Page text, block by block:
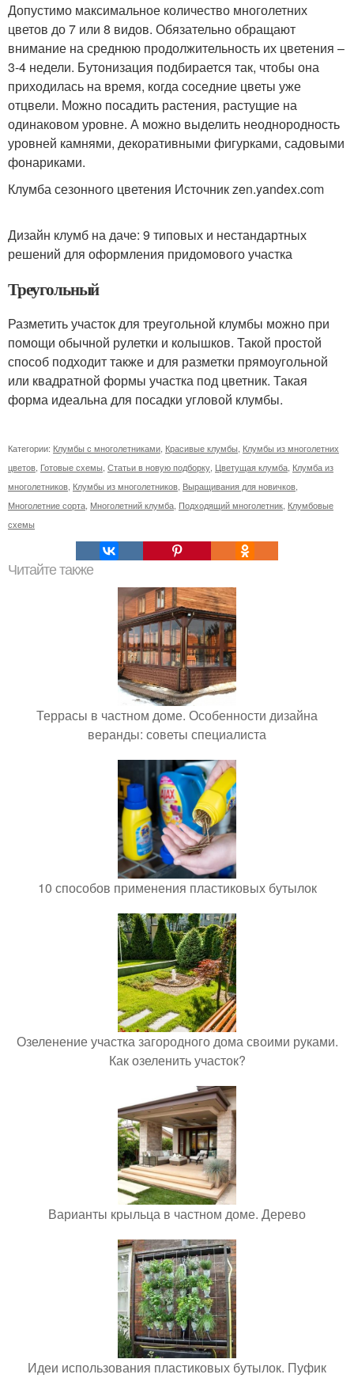
Допустимо максимальное количество многолетних
цветов до 7 или 8 видов. Обязательно обращают
внимание на среднюю продолжительность их цветения –
3-4 недели. Бутонизация подбирается так, чтобы она
приходилась на время, когда соседние цветы уже
отцвели. Можно посадить растения, растущие на
одинаковом уровне. А можно выделить неоднородность
уровней камнями, декоративными фигурками, садовыми
фонариками.
Клумба сезонного цветения Источник zen.yandex.com
Дизайн клумб на даче: 9 типовых и нестандартных
решений для оформления придомового участка
Треугольный
Разметить участок для треугольной клумбы можно при
помощи обычной рулетки и колышков. Такой простой
способ подходит также и для разметки прямоугольной
или квадратной формы участка под цветник. Такая
форма идеальна для посадки угловой клумбы.
Категории: Клумбы с многолетниками Красивые клумбы Клумбы из многолетних
цветов Готовые схемы Статьи в новую подборку Цветущая клумба Клумба из
многолетников Клумбы из многолетников Выращивания для новичков
Многолетние сорта Многолетний клумба Подходящий многолетник Клумбовые
схемы
Читайте также
Террасы в частном доме. Особенности дизайна
веранды: советы специалиста
10 способов применения пластиковых бутылок
Озеленение участка загородного дома своими руками.
Как озеленить участок?
Варианты крыльца в частном доме. Дерево
Идеи использования пластиковых бутылок. Пуфик